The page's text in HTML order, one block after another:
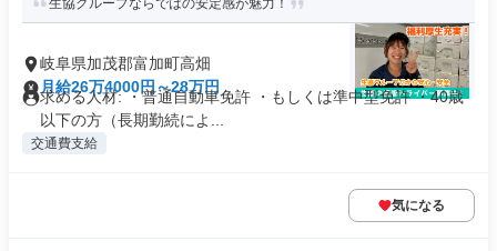
生協グループならではの安定感が魅力！
岐阜県加茂郡富加町高畑
月給26万4000円～28万円
求める人材: ・普通自動車免許 ・もしくは準中型免許 ・40歳
以下の方（長期勤続によ...
交通費支給
気になる